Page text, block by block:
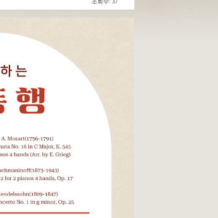
조회수: 37